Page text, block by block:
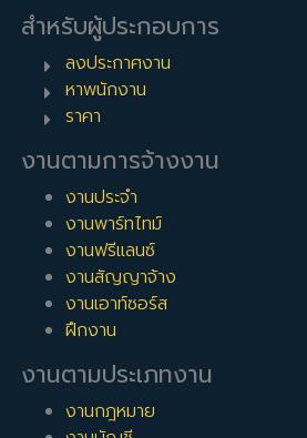
สำหรับผู้ประกอบการ
ลงประกาศงาน
หาพนักงาน
ราคา
งานตามการจ้างงาน
งานประจำ
งานพาร์ทไทม์
งานฟรีแลนซ์
งานสัญญาจ้าง
งานเอาท์ซอร์ส
ฝึกงาน
งานตามประเภทงาน
งานกฎหมาย